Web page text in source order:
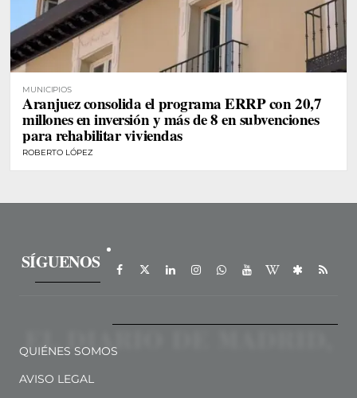
MUNICIPIOS
Aranjuez consolida el programa ERRP con 20,7
millones en inversión y más de 8 en subvenciones
para rehabilitar viviendas
ROBERTO LÓPEZ
SÍGUENOS
QUIÉNES SOMOS
AVISO LEGAL